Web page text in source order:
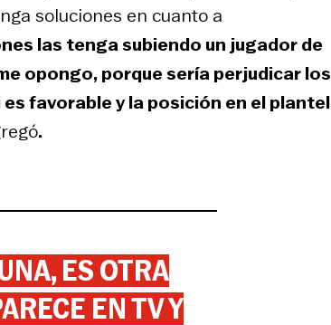
soluciones en cuanto a
las tenga subiendo un jugador de
opongo, porque sería perjudicar los
favorable y la posición en el plantel
.
ES OTRA
EN TV Y